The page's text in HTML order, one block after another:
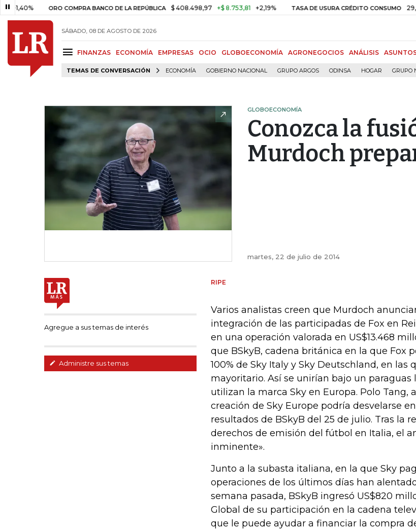
ORO COMPRA BANCO DE LA REPÚBLICA $ 408.498,97 +$ 8.753,81 +2,19% TASA DE USURA CRÉDITO CONSUMO 29,66%
SÁBADO, 08 DE AGOSTO DE 2026
FINANZAS ECONOMÍA EMPRESAS OCIO GLOBOECONOMÍA AGRONEGOCIOS ANÁLISIS
TEMAS DE CONVERSACIÓN ECONOMÍA GOBIERNO NACIONAL GRUPO ARGOS ODINSA HOGAR GRUPO
GLOBOECONOMÍA
Conozca la
Murdoch
martes, 22 de julio de 2014
Agregue a sus temas de interés
Administre sus temas
RIPE
Varios analistas creen que Murdoch
integración de las participadas de Fox en
en una operación valorada en US$13.468
que BSkyB, cadena británica en la que Fox
100% de Sky Italy y Sky Deutschland, en las
mayoritario. Así se unirían bajo un paraguas
utilizan la marca Sky en Europa. Polo Tang,
creación de Sky Europe podría desvelarse
resultados de BSkyB del 25 de julio. Tras la
derechos de emisión del fútbol en Italia, el
inminente».
Junto a la subasta italiana, en la que Sky
operaciones de los últimos días han
semana pasada, BSkyB ingresó US$820
Global de su participación en la cadena
que le puede ayudar a financiar la compra